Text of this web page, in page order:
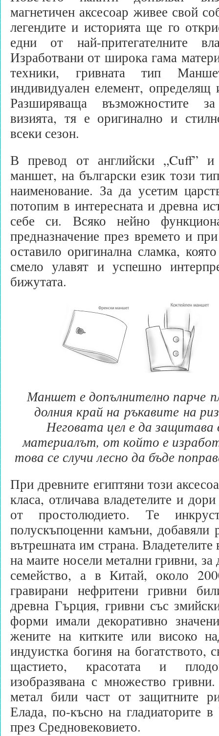
магнетичен аксесоар живее свой
легендите и историята ще го
едни от най-притегателните
Изработвани от широка гама
техники, гривната тип
индивидуален елемент,
Разширяваща възможностите
визията, тя е оригинално и
всеки сезон.
В превод от английски „Cuff” и
маншет, на български език този
наименование. За да усетим
потопим в интересната и древна
себе си. Всяко нейно
предназначение през времето и
оставило оригинална сламка,
смело улавят и успешно
бижутата.
Маншет е допълнително парче
долния край на ръкавите на
Неговата цел е да
материалът, от който е
това се случи лесно да бъде
При древните египтяни този
класа, отличава владетелите и
от простолюдието. Те
полускъпоценни камъни, добавяли
вътрешната им страна.
на маите носели метални гривни, за
семейство, а в Китай, около
гравирани нефритени гривни
древна Гърция, гривни със
форми имали декоративно
жените на китките или високо
индуистка богиня на богатството,
щастието, красотата и
изобразявана с множество
метал били част от защитните
Елада, по-късно на гладиаторите
през Средновековието.